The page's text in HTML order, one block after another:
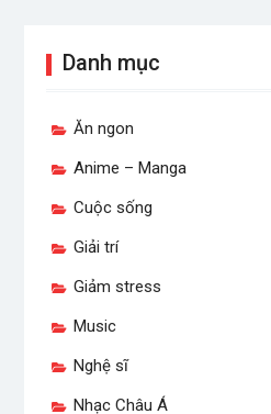
Danh mục
Ăn ngon
Anime – Manga
Cuộc sống
Giải trí
Giảm stress
Music
Nghệ sĩ
Nhạc Châu Á